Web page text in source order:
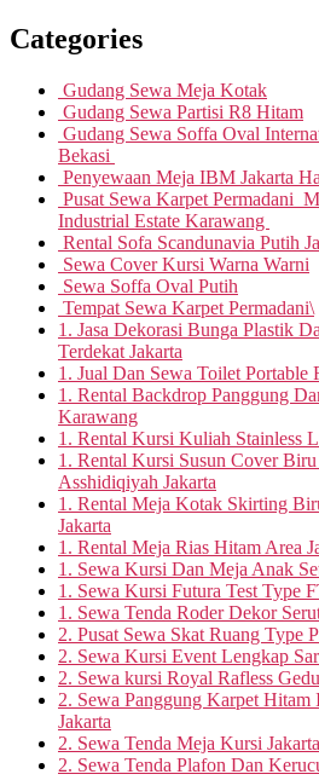
Categories
Gudang Sewa Meja Kotak
Gudang Sewa Partisi R8 Hitam
Gudang Sewa Soffa Oval
Bekasi
Penyewaan Meja IBM Jakarta
Pusat Sewa Karpet Permadani
Industrial Estate Karawang
Rental Sofa Scandunavia Putih
Sewa Cover Kursi Warna Warni
Sewa Soffa Oval Putih
Tempat Sewa Karpet Permadani\
1. Jasa Dekorasi Bunga Plastik
Terdekat Jakarta
1. Jual Dan Sewa Toilet Portable
1. Rental Backdrop Panggung
Karawang
1. Rental Kursi Kuliah Stainless
1. Rental Kursi Susun Cover Biru
Asshidiqiyah Jakarta
1. Rental Meja Kotak Skirting
Jakarta
1. Rental Meja Rias Hitam Area
1. Sewa Kursi Dan Meja Anak
1. Sewa Kursi Futura Test Type
1. Sewa Tenda Roder Dekor
2. Pusat Sewa Skat Ruang Type
2. Sewa Kursi Event Lengkap
2. Sewa kursi Royal Rafless
2. Sewa Panggung Karpet
Jakarta
2. Sewa Tenda Meja Kursi
2. Sewa Tenda Plafon Dan